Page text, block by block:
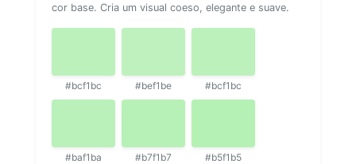
cor base. Cria um visual coeso, elegante e suave.
#bcf1bc #bef1be #bcf1bc
#baf1ba #b7f1b7 #b5f1b5